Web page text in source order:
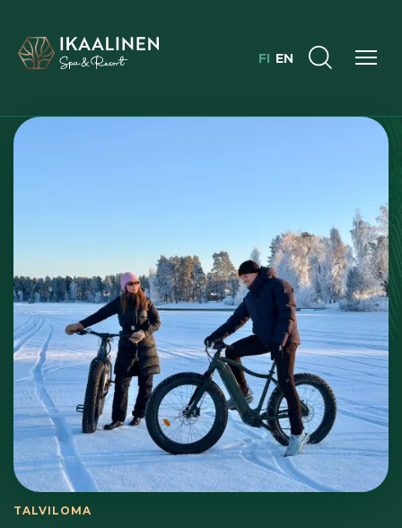
FI EN